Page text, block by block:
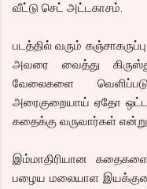
வீட்டு செட் அட்டகாசம்.
படத்தில் வரும்
அவரை வைத்து
வேலைகளை
அரைகுறையாய் ஏதோ ஒட்ட
கதைக்கு வருவார்கள் என்று
இம்மாதிரியான
பழைய மலையாள